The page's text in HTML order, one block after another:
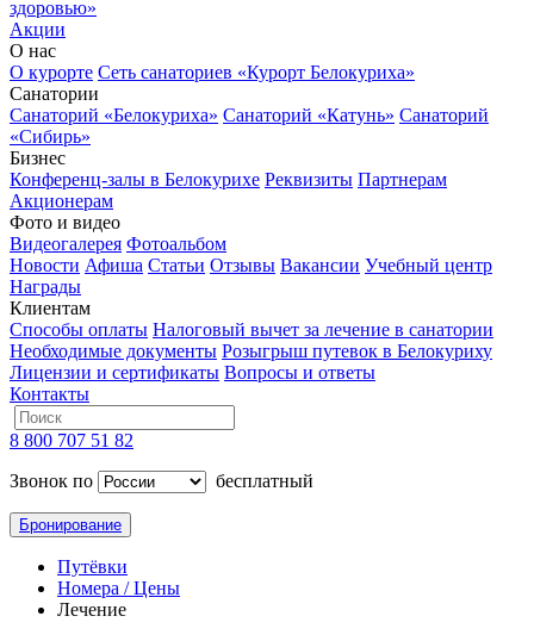
здоровью»
Акции
О нас
О курорте Сеть санаториев «Курорт Белокуриха»
Санатории
Санаторий «Белокуриха» Санаторий «Катунь» Санаторий
«Сибирь»
Бизнес
Конференц-залы в Белокурихе Реквизиты Партнерам
Акционерам
Фото и видео
Видеогалерея Фотоальбом
Новости Афиша Статьи Отзывы Вакансии Учебный центр
Награды
Клиентам
Способы оплаты Налоговый вычет за лечение в санатории
Необходимые документы Розыгрыш путевок в Белокуриху
Лицензии и сертификаты Вопросы и ответы
Контакты
8 800 707 51 82
Звонок по
бесплатный
Бронирование
Путёвки
Номера / Цены
Лечение